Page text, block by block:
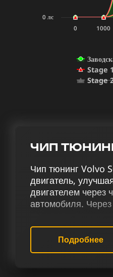
Stage
Stage
0 1000
0 лс
ЧИП ТЮНИНГ
Чип тюнинг Volvo
двигатель,
двигателем через
автомобиля.
включающих чип
деактивацию Evap
терморегуляции
215 лс достигает
Подробнее